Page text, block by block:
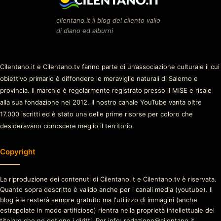
cilentano.it il blog del cilento vallo
di diano ed alburni
Cilentano.it e Cilentano.tv fanno parte di un’associazione culturale il cui
obiettivo primario è diffondere le meraviglie naturali di Salerno e
provincia. Il marchio è regolarmente registrato presso il MISE e risale
alla sua fondazione nel 2012. Il nostro canale YouTube vanta oltre
17.000 iscritti ed è stato una delle prime risorse per coloro che
desideravano conoscere meglio il territorio.
Copyright
La riproduzione dei contenuti di Cilentano.it e Cilentano.tv è riservata.
Quanto sopra descritto è valido anche per i canali media (youtube). Il
blog è e resterà sempre gratuito ma l'utilizzo di immagini (anche
estrapolate in modo artificioso) rientra nella proprietà intellettuale del